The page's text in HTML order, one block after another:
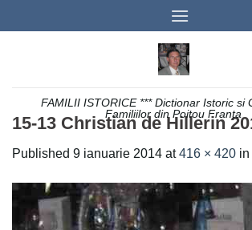
to
FAMILII ISTORICE *** Dictionar Istoric si
Familiilor din Poitou Franța
15-13 Christian de Hillerin
Published 9 ianuarie 2014 at416 × 420 in